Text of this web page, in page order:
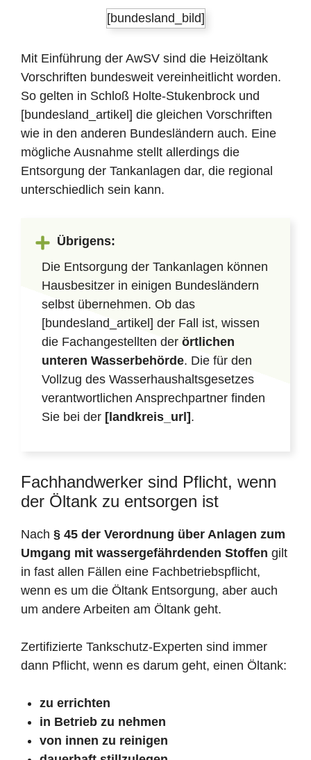
[bundesland_bild]
Mit Einführung der AwSV sind die Heizöltank
Vorschriften bundesweit vereinheitlicht worden.
So gelten in Schloß Holte-Stukenbrock und
[bundesland_artikel] die gleichen Vorschriften
wie in den anderen Bundesländern auch. Eine
mögliche Ausnahme stellt allerdings die
Entsorgung der Tankanlagen dar, die regional
unterschiedlich sein kann.
Übrigens:
Die Entsorgung der Tankanlagen können
Hausbesitzer in einigen Bundesländern
selbst übernehmen. Ob das
[bundesland_artikel] der Fall ist, wissen
die Fachangestellten der örtlichen
unteren Wasserbehörde. Die für den
Vollzug des Wasserhaushaltsgesetzes
verantwortlichen Ansprechpartner finden
Sie bei der [landkreis_url] .
Fachhandwerker sind Pflicht, wenn
der Öltank zu entsorgen ist
Nach § 45 der Verordnung über Anlagen zum
Umgang mit wassergefährdenden Stoffen gilt
in fast allen Fällen eine Fachbetriebspflicht,
wenn es um die Öltank Entsorgung, aber auch
um andere Arbeiten am Öltank geht.
Zertifizierte Tankschutz-Experten sind immer
dann Pflicht, wenn es darum geht, einen Öltank:
zu errichten
in Betrieb zu nehmen
von innen zu reinigen